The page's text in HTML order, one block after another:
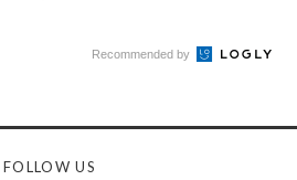
Recommended by
FOLLOW US